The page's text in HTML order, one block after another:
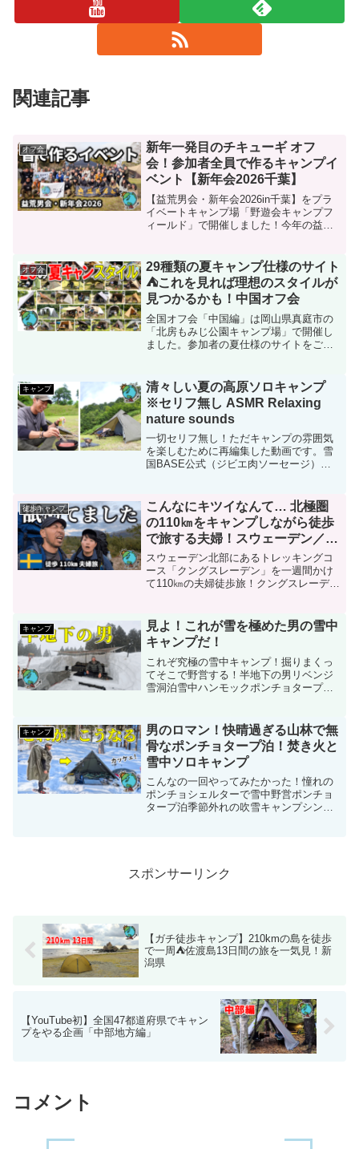
関連記事
オフ会
新年一発目のチキューギ オフ
会！参加者全員で作るキャンプイ
ベント【新年会2026千葉】
【益荒男会・新年会2026in千葉】をプラ
イベートキャンプ場「野遊会キャンプフ
ィールド」で開催しました！今年の益荒
ご参加ください！2026年はここから始ま
ります！新年...
オフ会
29種類の夏キャンプ仕様のサイト
⛺これを見れば理想のスタイルが
見つかるかも！中国オフ会
全国オフ会「中国編」は岡山県真庭市の
「北房もみじ公園キャンプ場」で開催し
ました。参加者の夏仕様のサイトをご紹
Camps 遮熱シート＜山本さん＞
■GOGlam...
キャンプ
清々しい夏の高原ソロキャンプ
※セリフ無し ASMR Relaxing
nature sounds
一切セリフ無し！ただキャンプの雰囲気
を楽しむために再編集した動画です。雪
国BASE公式（ジビエ肉ソーセージ）
が抜群に合うキャンプ🍺使用ギア一覧＜
住居系＞■テントアマゾン...
徒歩キャンプ
こんなにキツイなんて… 北極圏
の110㎞をキャンプしながら徒歩
で旅する夫婦！スウェーデン／ク
ングスレーデン／Kungsleden
スウェーデン北部にあるトレッキングコ
ース「クングスレーデン」を一週間かけ
て110㎞の夫婦徒歩旅！クングスレーデン
婦 Kungsleden②日本を出て48時間！11...
キャンプ
見よ！これが雪を極めた男の雪中
キャンプだ！
これぞ究極の雪中キャンプ！掘りまくっ
てそこで野営する！半地下の男リベンジ
雪洞泊雪中ハンモックポンチョタープ泊
寒波にタープだけで極寒雪中キャンプ10
年に一度の大寒波に一人...
キャンプ
男のロマン！快晴過ぎる山林で無
骨なポンチョタープ泊！焚き火と
雪中ソロキャンプ
こんなの一回やってみたかった！憧れの
ポンチョシェルターで雪中野営ポンチョ
タープ泊季節外れの吹雪キャンプシンプ
スポンサーリンク
【ガチ徒歩キャンプ】210kmの島を徒歩
で一周⛺佐渡島13日間の旅を一気見！新
潟県
【YouTube初】全国47都道府県でキャン
プをやる企画「中部地方編」
コメント